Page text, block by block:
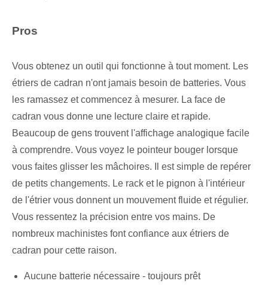
Pros
Vous obtenez un outil qui fonctionne à tout moment. Les
étriers de cadran n'ont jamais besoin de batteries. Vous
les ramassez et commencez à mesurer. La face de
cadran vous donne une lecture claire et rapide.
Beaucoup de gens trouvent l'affichage analogique facile
à comprendre. Vous voyez le pointeur bouger lorsque
vous faites glisser les mâchoires. Il est simple de repérer
de petits changements. Le rack et le pignon à l'intérieur
de l'étrier vous donnent un mouvement fluide et régulier.
Vous ressentez la précision entre vos mains. De
nombreux machinistes font confiance aux étriers de
cadran pour cette raison.
Aucune batterie nécessaire - toujours prêt